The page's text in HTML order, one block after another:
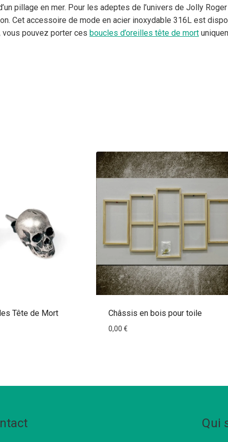
pillage en mer. Pour les adeptes de l’univers de Jolly
Cet accessoire de mode en acier inoxydable 316L est
vous pouvez porter ces boucles d’oreilles tête de mort
Tête de Mort
Châssis en bois pour toile
0,00 €
Qui